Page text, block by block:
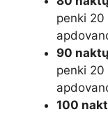
penki 20
90 naktų
penki 20
100